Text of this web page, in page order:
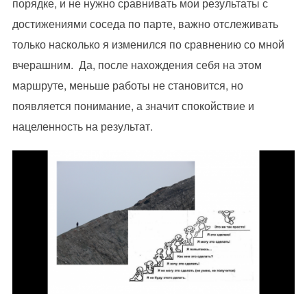
достижениями соседа по парте, важно отслеживать
только насколько я изменился по сравнению со мной
вчерашним. Да, после нахождения себя на этом
маршруте, меньше работы не становится, но
появляется понимание, а значит спокойствие и
нацеленность на результат.